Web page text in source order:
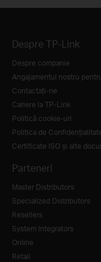
Despre TP-Link
Despre companie
Angajamentul nostru
Contactați-ne
Cariere la TP-Link
Politică cookie-uri
Politica de
Certificate ISO și alte
Parteneri
Master Distributors
Specialized Distributors
Resellers
System Integrators
Online
Retail